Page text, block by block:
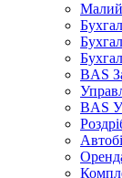
Малий
BAS
BAS